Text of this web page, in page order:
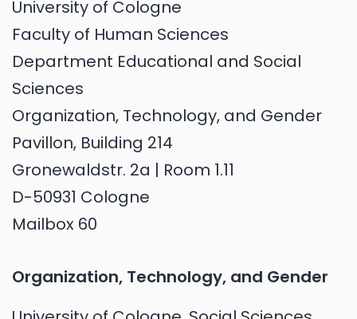
University of Cologne
Faculty of Human Sciences
Department Educational and Social
Sciences
Organization, Technology, and Gender
Pavillon, Building 214
Gronewaldstr. 2a | Room 1.11
D-50931 Cologne
Mailbox 60
Organization, Technology, and Gender